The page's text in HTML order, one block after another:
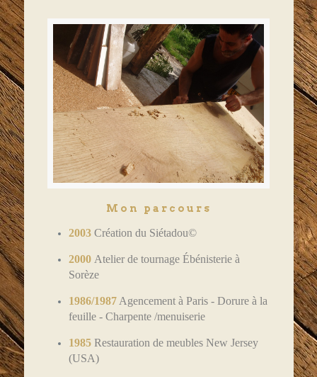
Mon parcours
2003 Création du Siétadou©
2000 Atelier de tournage Ébénisterie à
Sorèze
1986/1987 Agencement à Paris - Dorure à la
feuille - Charpente /menuiserie
1985 Restauration de meubles New Jersey
(USA)